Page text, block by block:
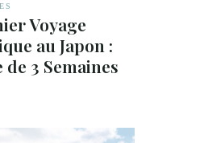
Voyage
au Japon :
3 Semaines